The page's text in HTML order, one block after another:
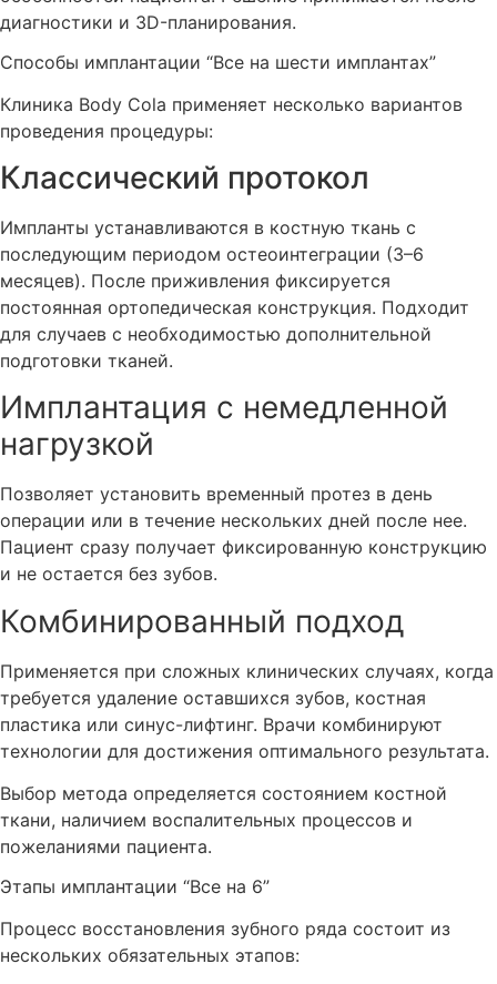
диагностики и 3D-планирования.
Способы имплантации “Все на шести имплантах”
Клиника Body Cola применяет несколько вариантов
проведения процедуры:
Классический протокол
Импланты устанавливаются в костную ткань с
последующим периодом остеоинтеграции (3–6
месяцев). После приживления фиксируется
постоянная ортопедическая конструкция. Подходит
для случаев с необходимостью дополнительной
подготовки тканей.
Имплантация с немедленной
нагрузкой
Позволяет установить временный протез в день
операции или в течение нескольких дней после нее.
Пациент сразу получает фиксированную конструкцию
и не остается без зубов.
Комбинированный подход
Применяется при сложных клинических случаях, когда
требуется удаление оставшихся зубов, костная
пластика или синус-лифтинг. Врачи комбинируют
технологии для достижения оптимального результата.
Выбор метода определяется состоянием костной
ткани, наличием воспалительных процессов и
пожеланиями пациента.
Этапы имплантации “Все на 6”
Процесс восстановления зубного ряда состоит из
нескольких обязательных этапов: